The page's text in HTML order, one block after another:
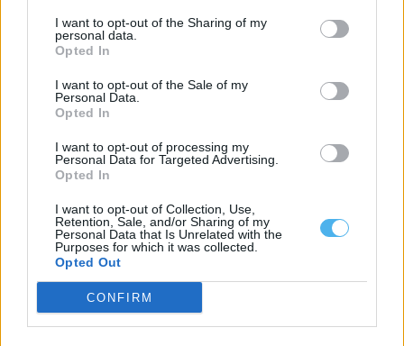
I want to opt-out of the Sharing of my
personal data.
Opted In
I want to opt-out of the Sale of my
Personal Data.
Opted In
I want to opt-out of processing my
Personal Data for Targeted Advertising.
Opted In
I want to opt-out of Collection, Use,
Retention, Sale, and/or Sharing of my
Personal Data that Is Unrelated with the
Purposes for which it was collected.
Opted Out
CONFIRM
Festa das Ceifeiras de Pias junta cante alentejano, música
O Grupo Coral Feminino As Ceifeiras de Pias celebra o 17.º
aniversário este sábado,...
7 Agosto, 2026 - 11:00